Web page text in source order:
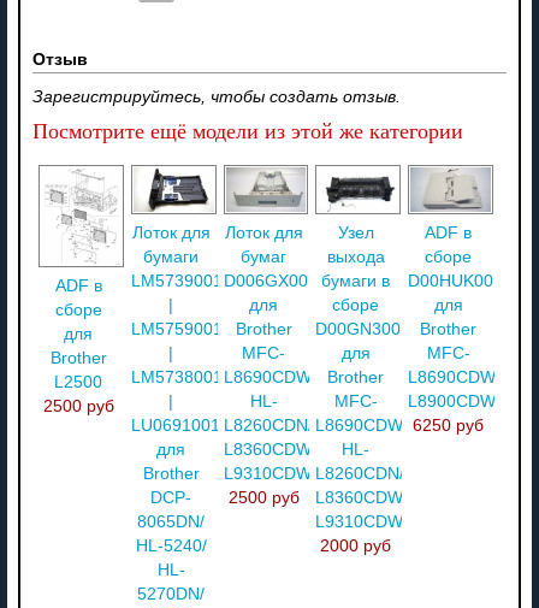
Отзыв
Зарегистрируйтесь, чтобы создать отзыв.
Посмотрите ещё модели из этой же категории
ADF в
сборе
для
Brother
L2500
2500 руб
Лоток для
бумаги
LM5739001
LM5759001
LM5738001
LU0691001
для
Brother
DCP-
8065DN/
HL-5240/
HL-
5270DN/
Лоток для
бумаг
D006GX001
для
Brother
MFC-
L8690CDW/
HL-
L8260CDN/
L8360CDW/
L9310CDW
2500 руб
Узел
выхода
бумаги в
сборе
D00GN3001
для
Brother
MFC-
L8690CDW/
HL-
L8260CDN/
L8360CDW/
L9310CDW
2000 руб
ADF в
сборе
D00HUK001
для
Brother
MFC-
L8690CDW/
L8900CDW
6250 руб